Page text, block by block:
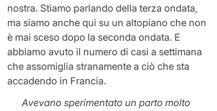
nostra. Stiamo parlando della terza ondata,
ma siamo anche qui su un altopiano che non
è mai sceso dopo la seconda ondata. E
abbiamo avuto il numero di casi a settimana
che assomiglia stranamente a ciò che sta
accadendo in Francia.
Avevano sperimentato un parto molto